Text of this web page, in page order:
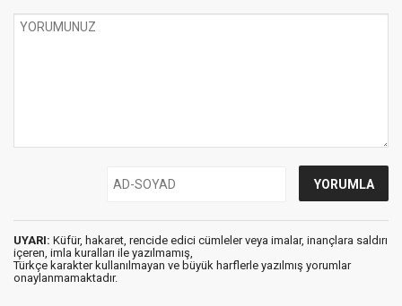
UYARI: Küfür, hakaret, rencide edici cümleler veya imalar, inançlara saldırı
içeren, imla kuralları ile yazılmamış,
Türkçe karakter kullanılmayan ve büyük harflerle yazılmış yorumlar
onaylanmamaktadır.